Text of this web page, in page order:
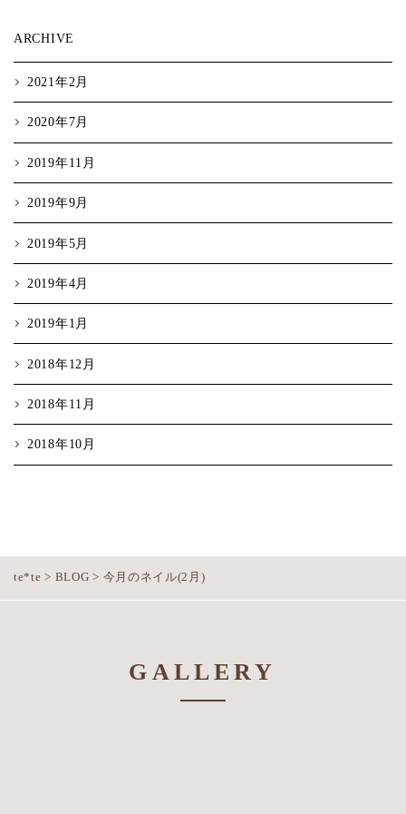
ARCHIVE
2021年2月
2020年7月
2019年11月
2019年9月
2019年5月
2019年4月
2019年1月
2018年12月
2018年11月
2018年10月
te*te > BLOG > 今月のネイル(2月)
GALLERY